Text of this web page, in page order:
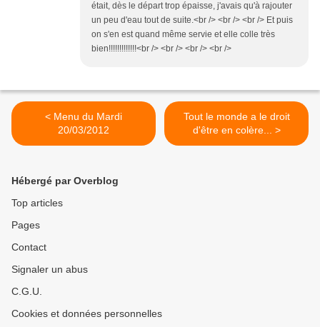
était, dès le départ trop épaisse, j'avais qu'à rajouter
un peu d'eau tout de suite.<br /> <br /> <br /> Et puis
on s'en est quand même servie et elle colle très
bien!!!!!!!!!!!!!<br /> <br /> <br /> <br />
< Menu du Mardi
20/03/2012
Tout le monde a le droit
d'être en colère... >
Hébergé par Overblog
Top articles
Pages
Contact
Signaler un abus
C.G.U.
Cookies et données personnelles